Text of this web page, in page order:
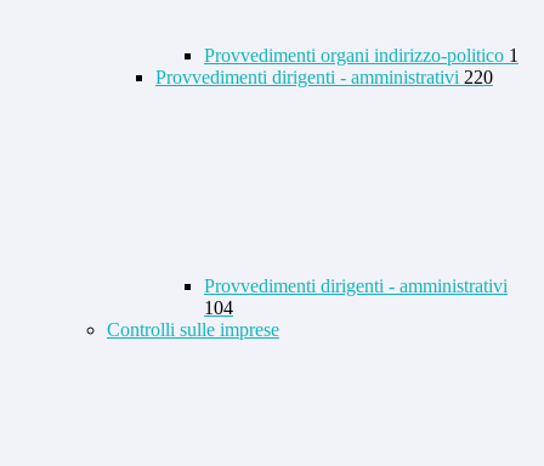
Provvedimenti organi indirizzo-politico 1
Provvedimenti dirigenti - amministrativi 220
Provvedimenti dirigenti - amministrativi
104
Controlli sulle imprese